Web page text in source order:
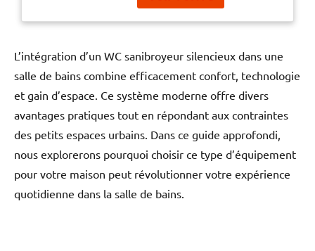
que ce soit pour une installation
sanitaire simple ou combinée.
horizontale, il prend en charge
un refoulement sur une hauteur
de 5 mètres ou une distance
horizontale allant jusqu'à 100
mètres, offrant ainsi une grande
flexibilité pour divers
aménagements.</p> <p>Le
broyeur est équipé d'un moteur
silencieux, ce qui en fait un
environnements domestiques. Il
L’intégration d’un WC sanibroyeur silencieux dans une
salle de bains combine efficacement confort, technologie
et gain d’espace. Ce système moderne offre divers
avantages pratiques tout en répondant aux contraintes
des petits espaces urbains. Dans ce guide approfondi,
nous explorerons pourquoi choisir ce type d’équipement
pour votre maison peut révolutionner votre expérience
quotidienne dans la salle de bains.